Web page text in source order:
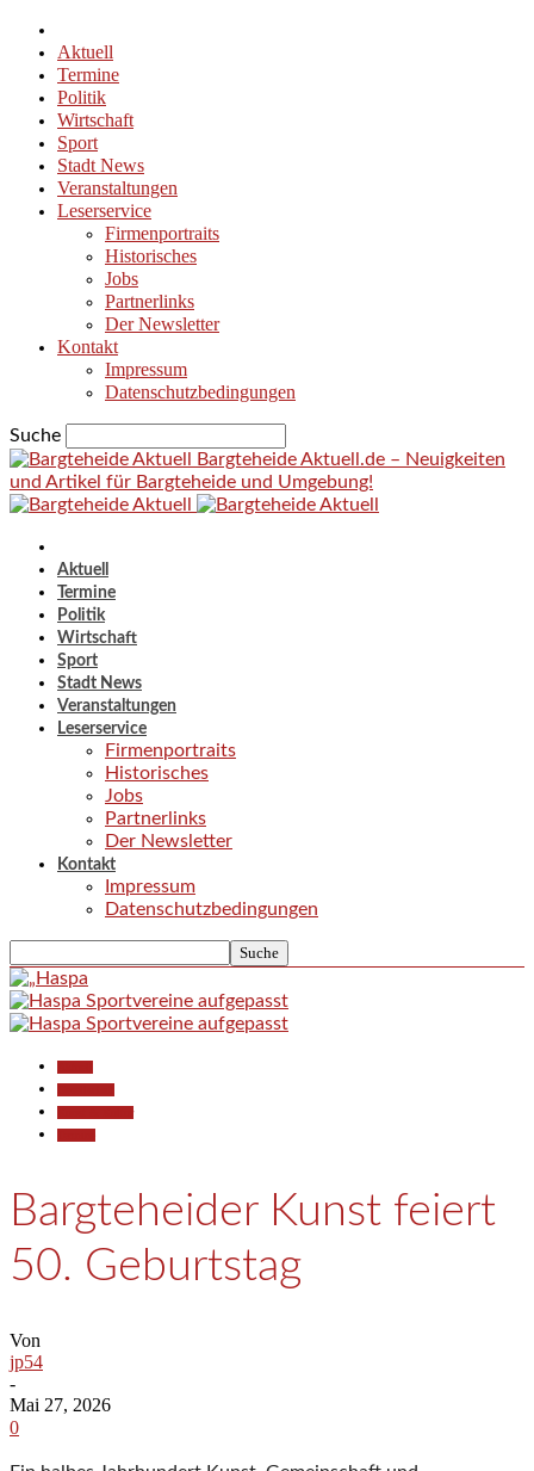
Aktuell
Termine
Politik
Wirtschaft
Sport
Stadt News
Veranstaltungen
Leserservice
Firmenportraits
Historisches
Jobs
Partnerlinks
Der Newsletter
Kontakt
Impressum
Datenschutzbedingungen
Suche
Bargteheide Aktuell.de – Neuigkeiten
und Artikel für Bargteheide und Umgebung!
Aktuell
Termine
Politik
Wirtschaft
Sport
Stadt News
Veranstaltungen
Leserservice
Firmenportraits
Historisches
Jobs
Partnerlinks
Der Newsletter
Kontakt
Impressum
Datenschutzbedingungen
Bargteheider Kunst feiert
50. Geburtstag
Von
jp54
-
Mai 27, 2026
0